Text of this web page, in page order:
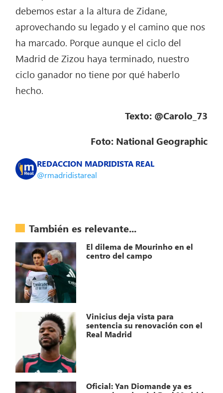
debemos estar a la altura de Zidane,
aprovechando su legado y el camino que nos
ha marcado. Porque aunque el ciclo del
Madrid de Zizou haya terminado, nuestro
ciclo ganador no tiene por qué haberlo
hecho.
Texto: @Carolo_73
Foto: National Geographic
REDACCION MADRIDISTA REAL
@rmadridistareal
También es relevante...
El dilema de Mourinho en el
centro del campo
Vinicius deja vista para
sentencia su renovación con el
Real Madrid
Oficial: Yan Diomande ya es